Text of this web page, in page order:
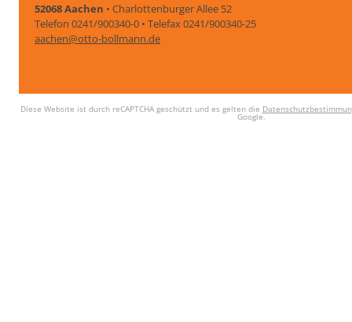
52068 Aachen • Charlottenburger Allee 52
Telefon 0241/900340-0 • Telefax 0241/900340-25
aachen@otto-bollmann.de
Diese Website ist durch reCAPTCHA geschützt und es gelten die
Google.